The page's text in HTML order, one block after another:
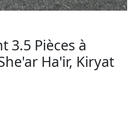
3.5 Pièces à
Ha'ir, Kiryat